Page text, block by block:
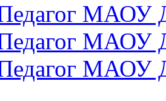
МАОУ
МАОУ
МАОУ